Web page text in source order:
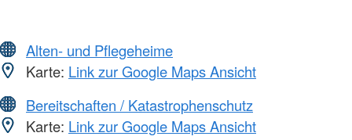
Alten- und Pflegeheime
Karte: Link zur Google Maps Ansicht
Bereitschaften / Katastrophenschutz
Karte: Link zur Google Maps Ansicht